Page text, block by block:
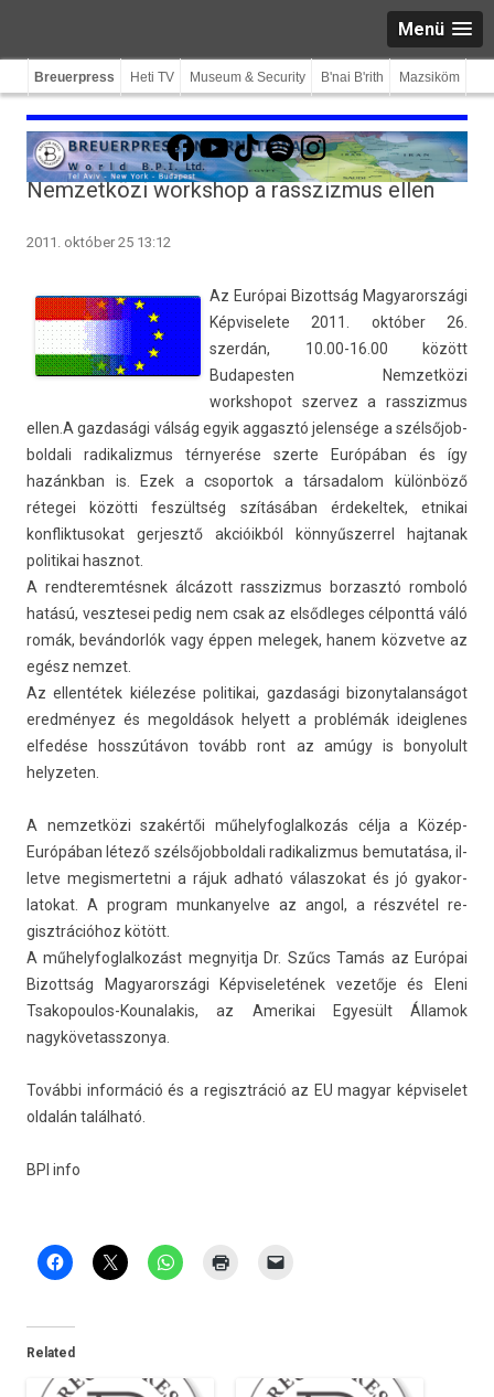
Menü
Breuerpress Heti TV Museum & Security B'nai B'rith Mazsiköm
Facebook
YouTube
TikTokSpotifyInstagram
Nemzetközi workshop a rasszizmus ellen
2011. október 25 13:12
Az Európai Bi­zottság Magyarországi
Kép­viselete 2011. október 26.
szerdán, 10.00-16.00 között
Budapest­en Nem­zetközi
workshopot szer­vez a rassziz­mus
ellen. A gaz­dasági válság egyik ag­gasztó jelen­sége a szél­sőjob­
boldali radikaliz­mus térnyerése szer­te Európában és így
hazánkban is. Ezek a csopor­tok a tár­sadalom különböző
rétegei közötti feszültség szításában érdekel­tek, et­nikai
konflik­tusokat ger­jesztő akcióikból kön­nyűs­zerrel haj­tanak
politikai hasznot.
A re­ndterem­tésnek álcázott rassziz­mus bor­zasztó rom­boló
hatású, vesztesei pedig nem csak az el­sődleges cél­ponttá váló
romák, bevándorlók vagy éppen melegek, hanem köz­vetve az
egész nem­zet.
Az el­lentétek kiélezése politikai, gaz­dasági bi­zonytalan­ságot
eredményez és megol­dások helyett a problémák ideig­lenes
elfedése hosszútávon tovább ront az amúgy is bonyolult
helyzet­en.
A nem­zetközi szakértői műhelyfog­lalkozás célja a Közép-
Európában létező szél­sőjob­boldali radikaliz­mus be­mutatása, il­
let­ve megis­mertet­ni a rájuk adható válas­zokat és jó gyakor­
latokat. A pro­gram mun­kanyel­ve az angol, a részvétel re­
gisztrációhoz kötött.
A műhelyfog­lalkozást meg­nyit­ja Dr. Szűcs Tamás az Európai
Bi­zottság Magyarországi Kép­viseletének vezetője és Eleni
Tsakopoulos-Kounalakis, az Amerikai Egyesült Államok
nagykövetasszonya.
További in­for­máció és a re­gisztráció az EU magyar kép­viselet
oldalán található.
BPI info
Related